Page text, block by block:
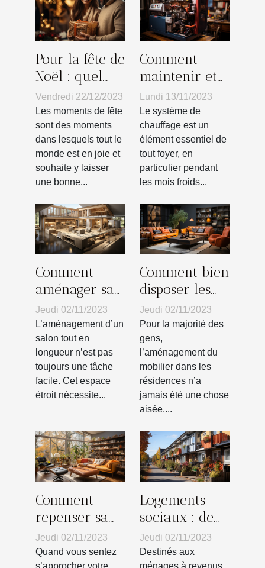
Pour la fête de
Noël : quel
cadeau peut-
on offrir à un
proche ?
Vendredi 22/12/2023
Les moments de fête
sont des moments
dans lesquels tout le
monde est en joie et
souhaite y laisser
une bonne...
Comment
maintenir et
réparer votre
système de
chauffage : un
guide
Lundi 13/11/2023
Le système de
chauffage est un
élément essentiel de
tout foyer, en
particulier pendant
les mois froids...
Comment
aménager sa
maison tout
en longueur ?
Jeudi 02/11/2023
L’aménagement d’un
salon tout en
longueur n’est pas
toujours une tâche
facile. Cet espace
étroit nécessite...
Comment bien
disposer les
meubles dans
votre salon ?
Jeudi 02/11/2023
Pour la majorité des
gens,
l’aménagement du
mobilier dans les
résidences n’a
jamais été une chose
aisée....
Comment
repenser sa
maison
lorsque la
Jeudi 02/11/2023
Quand vous sentez
Logements
sociaux : de
quoi s’agit-il
vraiment ?
Jeudi 02/11/2023
Destinés aux